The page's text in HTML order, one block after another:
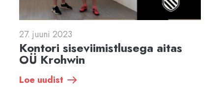
27. juuni 2023
Kontori siseviimistlusega aitas
OÜ Krohwin
Loe uudist